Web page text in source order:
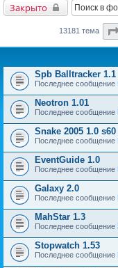
Закрыто
13181 тема
Spb Balltracker 1.1
Последнее сообщение
Neotron 1.01
Последнее сообщение
Snake 2005 1.0 s60
Последнее сообщение
EventGuide 1.0
Последнее сообщение
Galaxy 2.0
Последнее сообщение
MahStar 1.3
Последнее сообщение
Stopwatch 1.53
Последнее сообщение